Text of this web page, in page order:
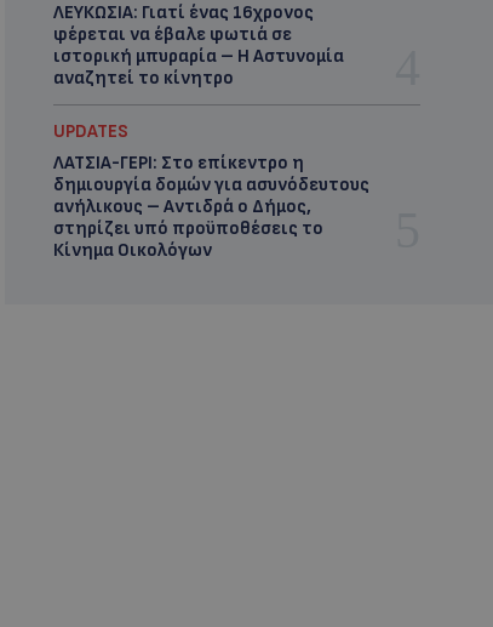
ΛΕΥΚΩΣΙΑ: Γιατί ένας 16χρονος
φέρεται να έβαλε φωτιά σε
ιστορική μπυραρία – Η Αστυνομία
αναζητεί το κίνητρο
UPDATES
ΛΑΤΣΙΑ-ΓΕΡΙ: Στο επίκεντρο η
δημιουργία δομών για ασυνόδευτους
ανήλικους – Αντιδρά ο Δήμος,
στηρίζει υπό προϋποθέσεις το
Κίνημα Οικολόγων